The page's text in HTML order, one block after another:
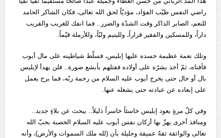
راضي النفس طيّب الفؤاد، مؤديّاً لحق الله تعالى، فكان الشاكر الحامد
للنعم، الصابر الذاكر وقت الشدّة والضرر.. فما انفك للغريب والقريب
داراً، وللمسكين والفقير قراراً، ولليتيم وليّاً، وللأرملة قيّماً.
وتلك نعمة عظيمة حسده عليها إبليس، فسلّط شياطينه على مال أيوب
فأفناه، ثمّ أخذ بشرّه على أولاده فقتلهم بأبشع صورة.. فلن يهدأ لإبليس
بال أو حال حتى يخرج أيوب عليه السلام من رحمة ربّه، فما برح يعمل
على إبعاده عن عبادته حتى يشغله عنها.
وفي كلّ مرةٍ يعود إبليس خاسئاً خاسراً ذليلاً.. يبحث عن بلاءٍ جديد..
ومنافذ أخرى يهزّ بها أركان نفس أيوب عليه السلام الخصبة بحبّ الله
تعالى والواثقة ثقةً عميقة وجليلة بأن (لله ملك السموات والأرض)، وأنه